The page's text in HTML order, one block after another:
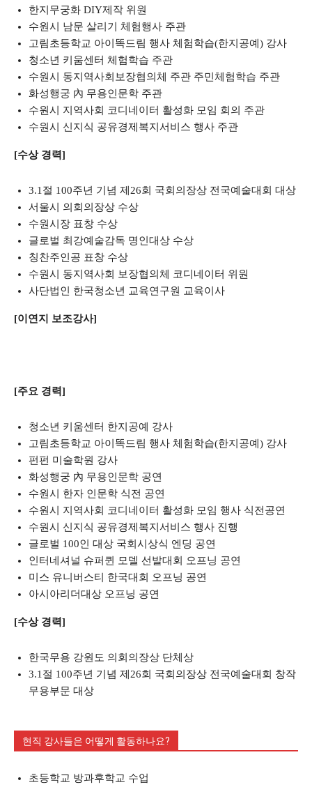
한지무궁화 DIY제작 위원
수원시 남문 살리기 체험행사 주관
고림초등학교 아이똑드림 행사 체험학습(한지공예) 강사
청소년 키움센터 체험학습 주관
수원시 동지역사회보장협의체 주관 주민체험학습 주관
화성행궁 內 무용인문학 주관
수원시 지역사회 코디네이터 활성화 모임 회의 주관
수원시 신지식 공유경제복지서비스 행사 주관
[수상 경력]
3.1절 100주년 기념 제26회 국회의장상 전국예술대회 대상
서울시 의회의장상 수상
수원시장 표창 수상
글로벌 최강예술감독 명인대상 수상
칭찬주인공 표창 수상
수원시 동지역사회 보장협의체 코디네이터 위원
사단법인 한국청소년 교육연구원 교육이사
[이연지 보조강사]
[주요 경력]
청소년 키움센터 한지공예 강사
고림초등학교 아이똑드림 행사 체험학습(한지공예) 강사
펀펀 미술학원 강사
화성행궁 內 무용인문학 공연
수원시 한자 인문학 식전 공연
수원시 지역사회 코디네이터 활성화 모임 행사 식전공연
수원시 신지식 공유경제복지서비스 행사 진행
글로벌 100인 대상 국회시상식 엔딩 공연
인터네셔널 슈퍼퀸 모델 선발대회 오프닝 공연
미스 유니버스티 한국대회 오프닝 공연
아시아리더대상 오프닝 공연
[수상 경력]
한국무용 강원도 의회의장상 단체상
3.1절 100주년 기념 제26회 국회의장상 전국예술대회 창작
무용부문 대상
현직 강사들은 어떻게 활동하나요?
초등학교 방과후학교 수업